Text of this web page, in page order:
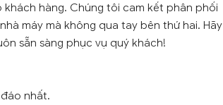
khách hàng. Chúng tôi cam kết phân phối
máy mà không qua tay bên thứ hai. Hãy
sẵn sàng phục vụ quý khách!
nhất.